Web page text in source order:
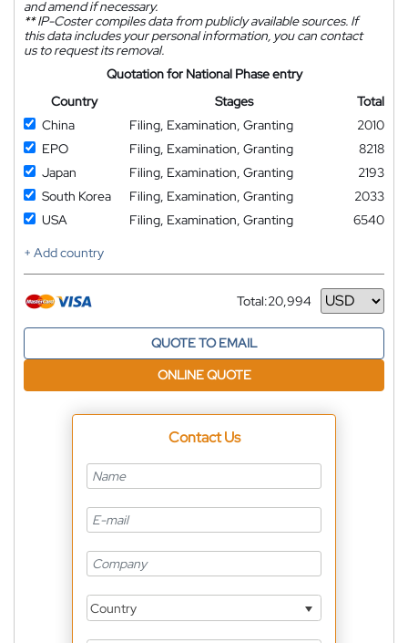
and amend if necessary.
**IP-Coster compiles data from publicly available sources. If
this data includes your personal information, you can contact
us to request its removal.
Quotation for National Phase entry
Country
Stages
Total
China
Filing, Examination, Granting
2010
EPO
Filing, Examination, Granting
8218
Japan
Filing, Examination, Granting
2193
South Korea
Filing, Examination, Granting
2033
USA
Filing, Examination, Granting
6540
+ Add country
Total:20,994
Currency
QUOTE TO EMAIL
ONLINE QUOTE
Contact Us
Country